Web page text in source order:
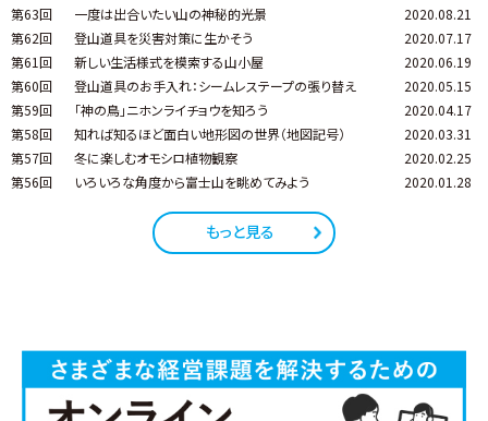
第63回
一度は出合いたい山の神秘的光景
2020.08.21
第62回
登山道具を災害対策に生かそう
2020.07.17
第61回
新しい生活様式を模索する山小屋
2020.06.19
第60回
登山道具のお手入れ：シームレステープの張り替え
2020.05.15
第59回
「神の鳥」ニホンライチョウを知ろう
2020.04.17
第58回
知れば知るほど面白い地形図の世界（地図記号）
2020.03.31
第57回
冬に楽しむオモシロ植物観察
2020.02.25
第56回
いろいろな角度から富士山を眺めてみよう 2020.01.28
もっと見る